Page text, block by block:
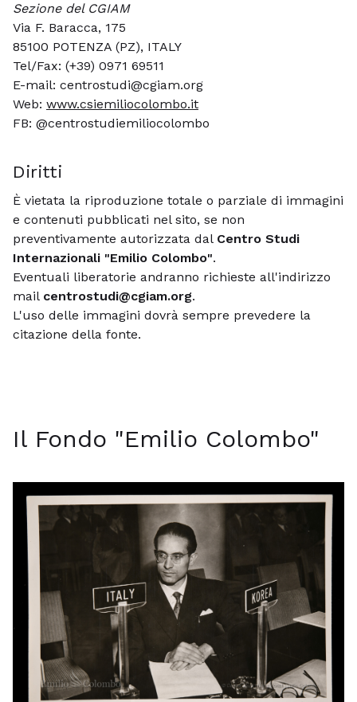
Sezione del CGIAM
Via F. Baracca, 175
85100 POTENZA (PZ), ITALY
Tel/Fax: (+39) 0971 69511
E-mail: centrostudi@cgiam.org
Web: www.csiemiliocolombo.it
FB: @centrostudiemiliocolombo
Diritti
È vietata la riproduzione totale o parziale di immagini
e contenuti pubblicati nel sito, se non
preventivamente autorizzata dal Centro Studi
Internazionali "Emilio Colombo".
Eventuali liberatorie andranno richieste all'indirizzo
mail centrostudi@cgiam.org.
L'uso delle immagini dovrà sempre prevedere la
citazione della fonte.
Il Fondo "Emilio Colombo"